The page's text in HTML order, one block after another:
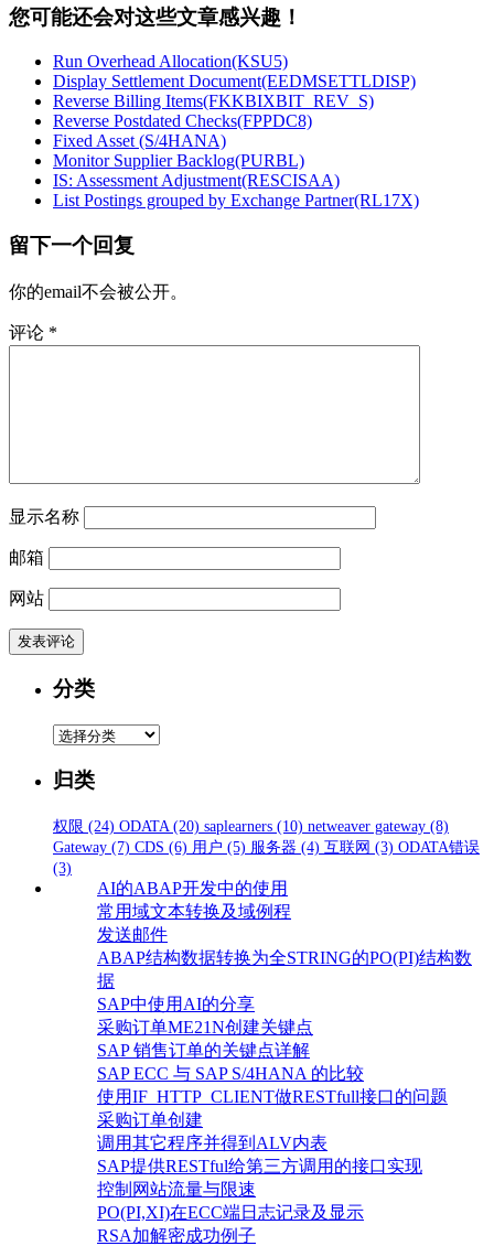
您可能还会对这些文章感兴趣！
Run Overhead Allocation(KSU5)
Display Settlement Document(EEDMSETTLDISP)
Reverse Billing Items(FKKBIXBIT_REV_S)
Reverse Postdated Checks(FPPDC8)
Fixed Asset (S/4HANA)
Monitor Supplier Backlog(PURBL)
IS: Assessment Adjustment(RESCISAA)
List Postings grouped by Exchange Partner(RL17X)
留下一个回复
你的email不会被公开。
评论 *
显示名称
邮箱
网站
分类
分
归类
权限 (24) ODATA (20) saplearners (10) netweaver gateway (8)
Gateway (7) CDS (6) 用户 (5) 服务器 (4) 互联网 (3) ODATA错误
(3)
AI的ABAP开发中的使用
常用域文本转换及域例程
发送邮件
ABAP结构数据转换为全STRING的PO(PI)结构数
据
SAP中使用AI的分享
采购订单ME21N创建关键点
SAP 销售订单的关键点详解
SAP ECC 与 SAP S/4HANA 的比较
使用IF_HTTP_CLIENT做RESTfull接口的问题
采购订单创建
调用其它程序并得到ALV内表
SAP提供RESTful给第三方调用的接口实现
控制网站流量与限速
PO(PI,XI)在ECC端日志记录及显示
RSA加解密成功例子